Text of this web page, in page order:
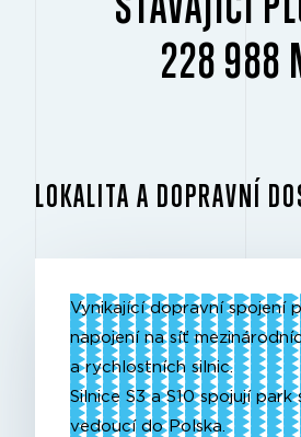
228 988
LOKALITA A DOPRAVNÍ
Vynikající dopravní spojení
napojení na síť
a rychlostních silnic.
Silnice S3 a S10 spojují park
vedoucí do Polska.